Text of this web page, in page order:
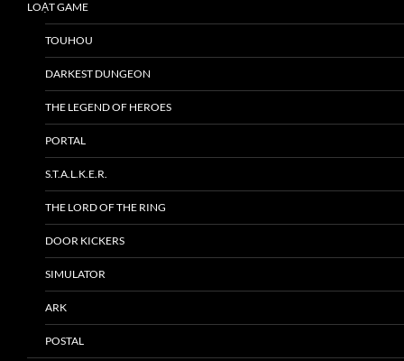
LOẠT GAME
TOUHOU
DARKEST DUNGEON
THE LEGEND OF HEROES
PORTAL
S.T.A.L.K.E.R.
THE LORD OF THE RING
DOOR KICKERS
SIMULATOR
ARK
POSTAL